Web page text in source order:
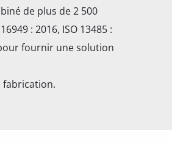
de plus de 2 500
: 2016, ISO 13485 :
pour fournir une solution
fabrication.